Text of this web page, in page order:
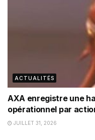
ACTUALITÉS
AXA enregistre une
opérationnel par
JUILLET 31, 2026